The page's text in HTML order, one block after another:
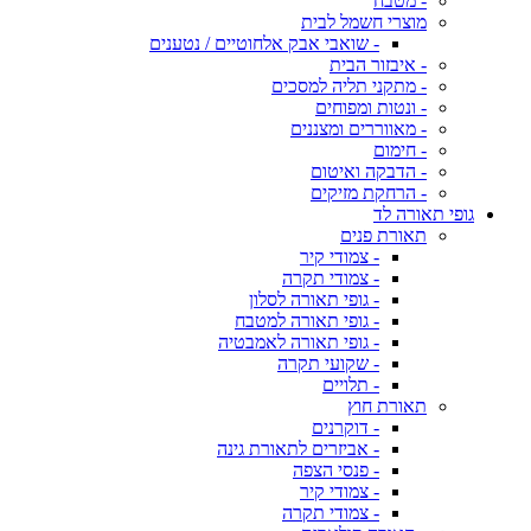
מוצרי חשמל לבית
- שואבי אבק אלחוטיים / נטענים
- איבזור הבית
- מתקני תליה למסכים
- ונטות ומפוחים
- מאווררים ומצננים
- חימום
- הדבקה ואיטום
- הרחקת מזיקים
גופי תאורה לד
תאורת פנים
- צמודי קיר
- צמודי תקרה
- גופי תאורה לסלון
- גופי תאורה למטבח
- גופי תאורה לאמבטיה
- שקועי תקרה
- תלויים
תאורת חוץ
- דוקרנים
- אביזרים לתאורת גינה
- פנסי הצפה
- צמודי קיר
- צמודי תקרה